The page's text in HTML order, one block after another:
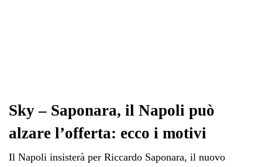
Sky – Saponara, il Napoli può
alzare l’offerta: ecco i motivi
Il Napoli insisterà per Riccardo Saponara, il nuovo